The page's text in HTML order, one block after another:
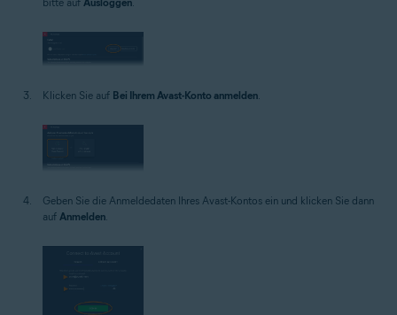
Klicken Sie auf Bei Ihrem Avast-Konto anmelden.
Geben Sie die Anmeldedaten Ihres Avast-Kontos ein und klicken Sie dann
auf Anmelden.